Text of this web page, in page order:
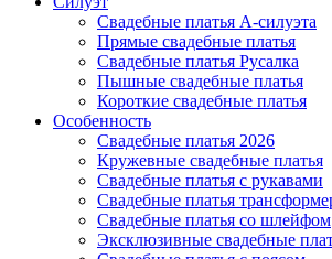
Свадебные платья А-силуэта
Прямые свадебные платья
Свадебные платья Русалка
Пышные свадебные платья
Короткие свадебные платья
Особенность
Свадебные платья 2026
Кружевные свадебные платья
Свадебные платья с рукавами
Свадебные платья
Свадебные платья со шлейфом
Эксклюзивные свадебные